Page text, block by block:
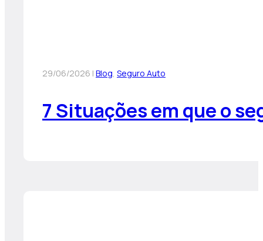
29/06/2026 | Blog Seguro Auto
7 Situações em que o